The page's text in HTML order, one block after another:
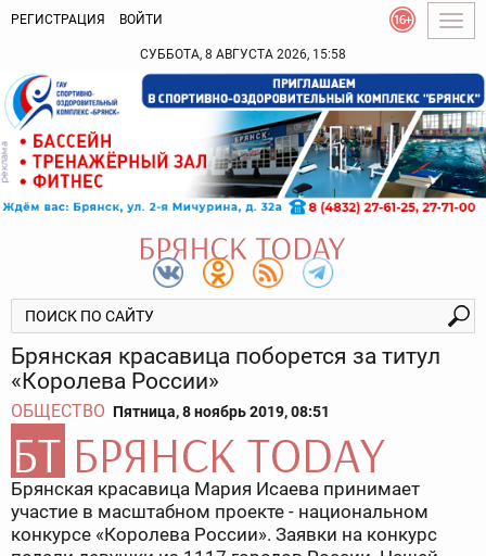
РЕГИСТРАЦИЯ ВОЙТИ
СУББОТА, 8 АВГУСТА 2026, 15:58
Брянская красавица поборется за титул
«Королева России»
ОБЩЕСТВО Пятница, 8 ноябрь 2019, 08:51
Брянская красавица Мария Исаева принимает
участие в масштабном проекте - национальном
конкурсе «Королева России». Заявки на конкурс